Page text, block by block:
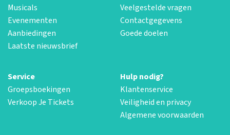
Musicals
Evenementen
Aanbiedingen
Laatste nieuwsbrief
Veelgestelde vragen
Contactgegevens
Goede doelen
Service
Groepsboekingen
Verkoop Je Tickets
Hulp nodig?
Klantenservice
Veiligheid en privacy
Algemene voorwaarden